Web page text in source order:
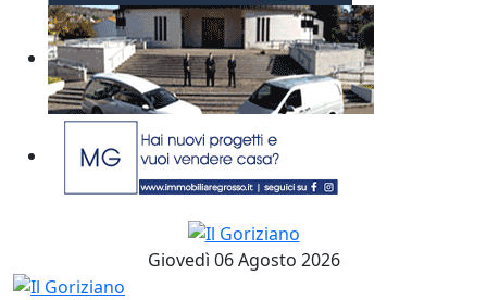
Giovedì 06 Agosto 2026